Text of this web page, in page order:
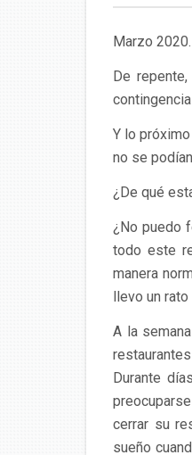
Marzo 2020.
De
Y lo
no se
¿De qué
¿No puedo
todo este
manera
llevo un
A la
Durante
cerrar su
sueño